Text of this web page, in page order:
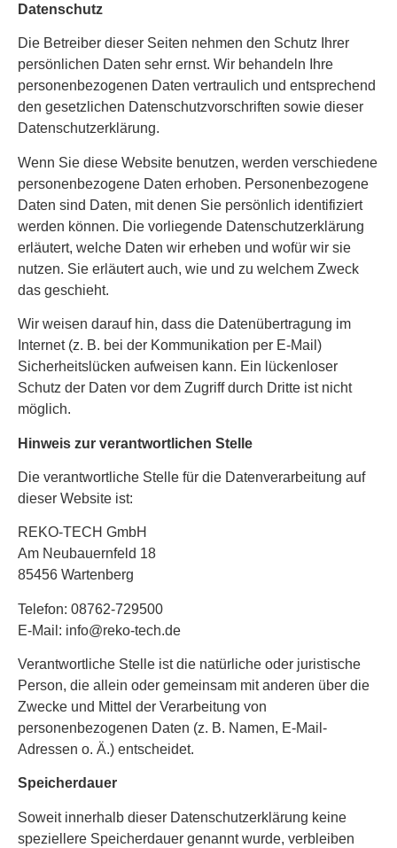
Datenschutz
Die Betreiber dieser Seiten nehmen den Schutz Ihrer
persönlichen Daten sehr ernst. Wir behandeln Ihre
personenbezogenen Daten vertraulich und entsprechend
den gesetzlichen Datenschutzvorschriften sowie dieser
Datenschutzerklärung.
Wenn Sie diese Website benutzen, werden verschiedene
personenbezogene Daten erhoben. Personenbezogene
Daten sind Daten, mit denen Sie persönlich identifiziert
werden können. Die vorliegende Datenschutzerklärung
erläutert, welche Daten wir erheben und wofür wir sie
nutzen. Sie erläutert auch, wie und zu welchem Zweck
das geschieht.
Wir weisen darauf hin, dass die Datenübertragung im
Internet (z. B. bei der Kommunikation per E-Mail)
Sicherheitslücken aufweisen kann. Ein lückenloser
Schutz der Daten vor dem Zugriff durch Dritte ist nicht
möglich.
Hinweis zur verantwortlichen Stelle
Die verantwortliche Stelle für die Datenverarbeitung auf
dieser Website ist:
REKO-TECH GmbH
Am Neubauernfeld 18
85456 Wartenberg
Telefon: 08762-729500
E-Mail: info@reko-tech.de
Verantwortliche Stelle ist die natürliche oder juristische
Person, die allein oder gemeinsam mit anderen über die
Zwecke und Mittel der Verarbeitung von
personenbezogenen Daten (z. B. Namen, E-Mail-
Adressen o. Ä.) entscheidet.
Speicherdauer
Soweit innerhalb dieser Datenschutzerklärung keine
speziellere Speicherdauer genannt wurde, verbleiben